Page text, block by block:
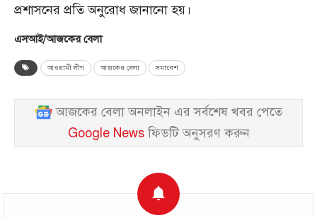
প্রশাসনের প্রতি অনুরোধ জানানো হয়।
এসআই/আজকের বেলা
আওয়ামী লীগ আজকের বেলা সমাবেশ
আজকের বেলা অনলাইন এর সর্বশেষ খবর পেতে
Google Newsফিডটি অনুসরণ করুন